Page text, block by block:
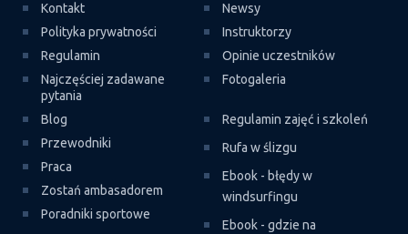
Kontakt
Polityka prywatności
Regulamin
Najczęściej zadawane
pytania
Newsy
Instruktorzy
Opinie uczestników
Fotogaleria
Blog
Przewodniki
Praca
Zostań ambasadorem
Poradniki sportowe
Regulamin zajęć i szkoleń
Rufa w ślizgu
Ebook - błędy w
windsurfingu
Ebook - gdzie na